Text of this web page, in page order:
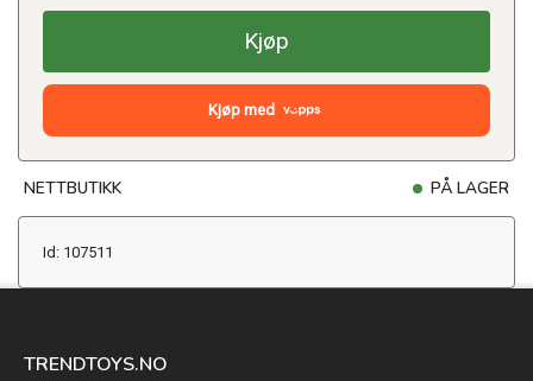
Kjøp
Kjøp med
NETTBUTIKK PÅ LAGER
Id: 107511
TRENDTOYS.NO